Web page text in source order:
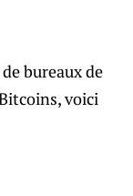
bureaux de
voici